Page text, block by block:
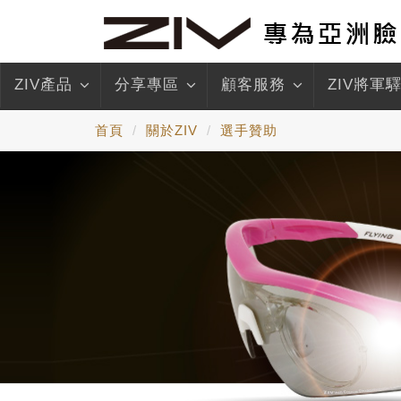
ZIV產品 分享專區 顧客服務 ZIV將軍
首頁 關於ZIV 選手贊助